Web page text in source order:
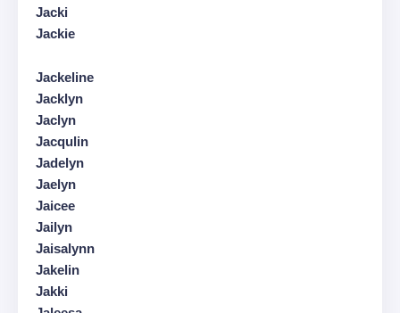
Jacki
Jackie
Jackeline
Jacklyn
Jaclyn
Jacqulin
Jadelyn
Jaelyn
Jaicee
Jailyn
Jaisalynn
Jakelin
Jakki